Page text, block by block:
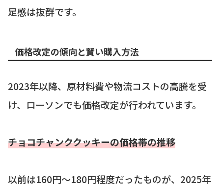
足感は抜群です。
価格改定の傾向と賢い購入方法
2023年以降、原材料費や物流コストの高騰を受
け、ローソンでも価格改定が行われています。
チョコチャンククッキーの価格帯の推移
以前は160円〜180円程度だったものが、2025年